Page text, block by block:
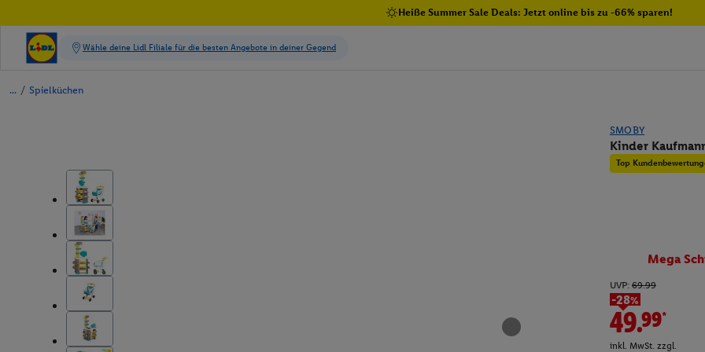
Heiße Summer Sale Deals: Jetzt online bis zu -66% sparen!
/ Spielküchen
SMOBY
Kinder
Top
Mega
UVP: 69.99
-28%
49.99*
inkl. MwSt. zzgl.